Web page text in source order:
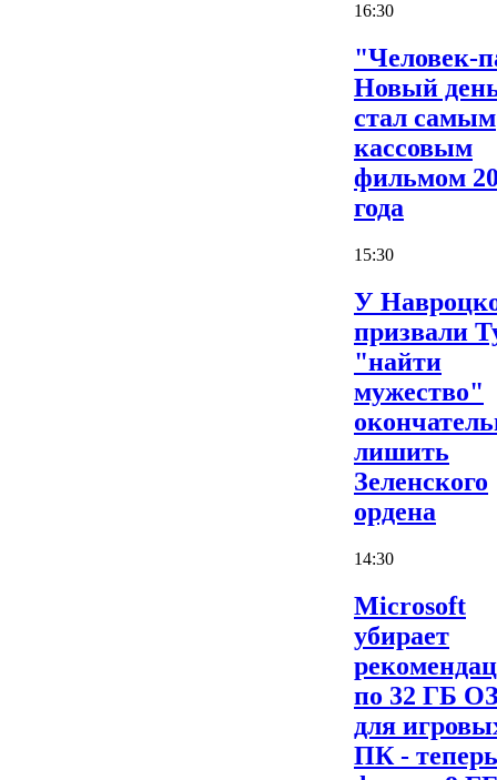
16:30
"Человек-
Новый
стал самым
кассовым
фильмом
года
15:30
У
призвали
"найти
мужество"
лишить
Зеленского
ордена
14:30
Microsoft
убирает
по 32 ГБ
для
ПК -